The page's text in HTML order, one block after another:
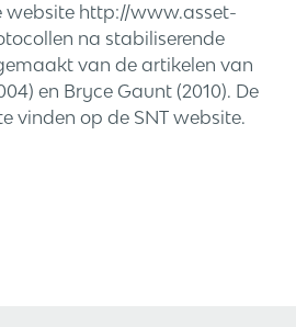
website http://www.asset-
na stabiliserende
van de artikelen van
en Bryce Gaunt (2010). De
vinden op de SNT website.